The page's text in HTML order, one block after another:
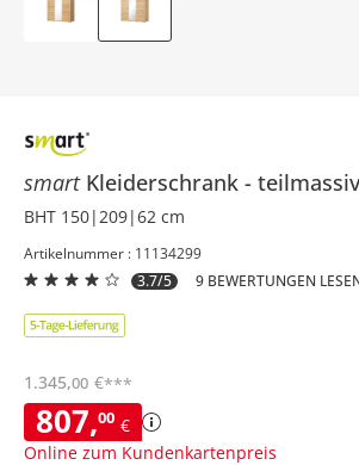
smart Kleiderschrank
BHT 150|209|62 cm
Artikelnummer : 11134299
3.7/5
9 BEWERTUNGEN
807,00 €
Online zum Kundenkartenpreis
1.345,00 €***